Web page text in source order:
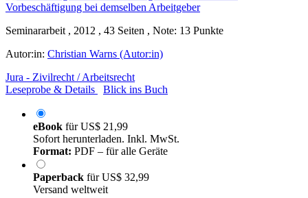
Seminararbeit , 2012 , 43 Seiten , Note: 13 Punkte
Autor:in: Christian Warns (Autor:in)
Jura - Zivilrecht / Arbeitsrecht
Leseprobe & Details
Blick ins Buch
eBook fürUS$ 21,99
Sofort herunterladen. Inkl. MwSt.
Format: PDF – für alle Geräte
Paperback fürUS$ 32,99
Versand weltweit